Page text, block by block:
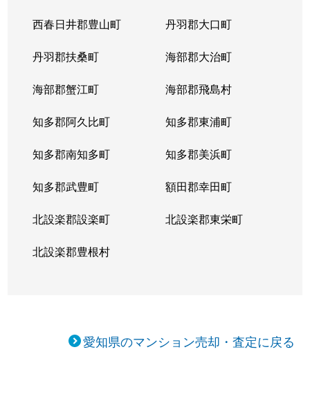
西春日井郡豊山町 丹羽郡大口町
丹羽郡扶桑町 海部郡大治町
海部郡蟹江町 海部郡飛島村
知多郡阿久比町 知多郡東浦町
知多郡南知多町 知多郡美浜町
知多郡武豊町 額田郡幸田町
北設楽郡設楽町 北設楽郡東栄町
北設楽郡豊根村
愛知県のマンション売却・査定に戻る